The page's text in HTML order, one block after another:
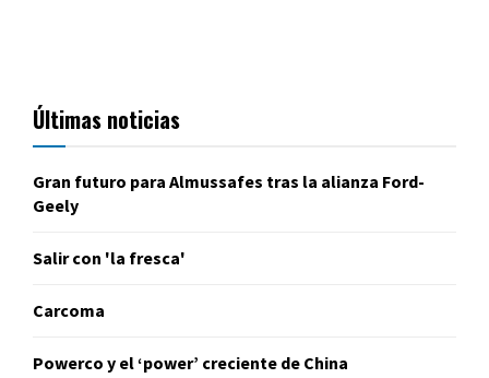
Últimas noticias
Gran futuro para Almussafes tras la alianza Ford-
Geely
Salir con 'la fresca'
Carcoma
Powerco y el ‘power’ creciente de China